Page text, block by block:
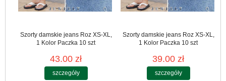
Szorty damskie jeans Roz XS-XL,
1 Kolor Paczka 10 szt
43.00 zł
szczegóły
Szorty damskie jeans Roz XS-XL,
1 Kolor Paczka 10 szt
39.00 zł
szczegóły